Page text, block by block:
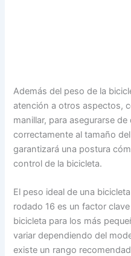
Además del peso de la
atención a otros aspectos,
manillar, para asegurarse
correctamente al tamaño
garantizará una postura
control de la bicicleta.
El peso ideal de una bicicleta
rodado 16 es un factor
bicicleta para los más
variar dependiendo del
existe un rango